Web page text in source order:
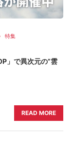
特集
」で異次元の”雲
READ MORE